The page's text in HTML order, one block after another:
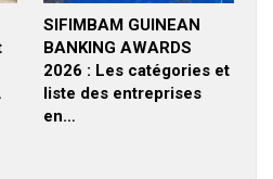
SIFIMBAM GUINEAN
BANKING AWARDS
2026 : Les catégories et
liste des entreprises
en…